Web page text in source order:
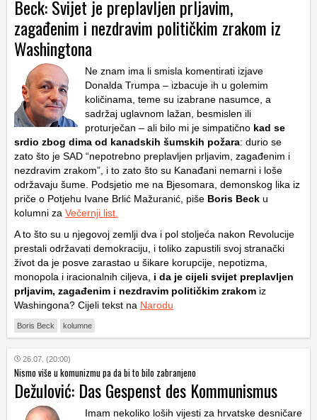
Beck: Svijet je preplavljen prljavim,
zagađenim i nezdravim političkim zrakom iz
Washingtona
Ne znam ima li smisla komentirati izjave
Donalda Trumpa – izbacuje ih u golemim
količinama, teme su izabrane nasumce, a
sadržaj uglavnom lažan, besmislen ili
proturječan – ali bilo mi je simpatično kad se
srdio zbog dima od kanadskih šumskih požara: durio se
zato što je SAD “nepotrebno preplavljen prljavim, zagađenim i
nezdravim zrakom”, i to zato što su Kanađani nemarni i loše
održavaju šume. Podsjetio me na Bjesomara, demonskog lika iz
priče o Potjehu Ivane Brlić Mažuranić, piše Boris Beck u
kolumni za Večernji list.
A to što su u njegovoj zemlji dva i pol stoljeća nakon Revolucije
prestali održavati demokraciju, i toliko zapustili svoj stranački
život da je posve zarastao u šikare korupcije, nepotizma,
monopola i iracionalnih ciljeva, i da je cijeli svijet preplavljen
prljavim, zagađenim i nezdravim političkim zrakom iz
Washingona? Cijeli tekst na Narodu
Boris Beck kolumne
26.07. (20:00)
Nismo više u komunizmu pa da bi to bilo zabranjeno
Dežulović: Das Gespenst des Kommunismus
Imam nekoliko loših vijesti za hrvatske desničare